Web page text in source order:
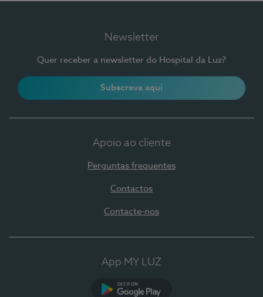
Newsletter
Quer receber a newsletter do Hospital da Luz?
Subscreva aqui
Apoio ao cliente
Perguntas frequentes
Contactos
Contacte-nos
App MY LUZ